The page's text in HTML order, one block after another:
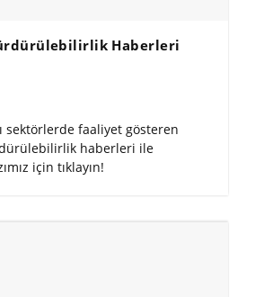
Haberleri
sektörlerde faaliyet gösteren
haberleri ile
için tıklayın!